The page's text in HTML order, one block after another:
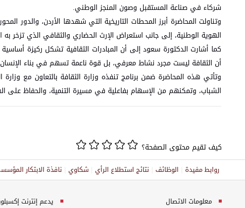
شركاء في صناعة المستقبل وصون المنجز الوطني.
وتناولت المحاضرة أبرز المحطات التاريخية التي شهدها الأردن، والدور
الهوية الوطنية، إلى جانب استعراض الإرث الحضاري والثقافي الذي تزخر
كما أشارت الدكتورة سعود إلى أن المبادرات الثقافية تشكل ركيزة
أن الثقافة ليست مجرد نشاط معرفي، بل قوة ناعمة تسهم في بناء الإنسان
وتأتي هذه المحاضرة ضمن برنامج تنفذه وزارة الثقافة بالتعاون مع
الشباب، وتمكنهم من الإسهام بفاعلية في مسيرة التنمية، والحفاظ على
كيف تقيم محتوى الصفحة؟
روابط مفيدة الوظائف نتائج استطلاع الرأي شكاوي نافذة الابتكار
معلومات الاتصال يدعم إنترنت إكسبلورر 10+, جوجل كروم, فايرفوكس,